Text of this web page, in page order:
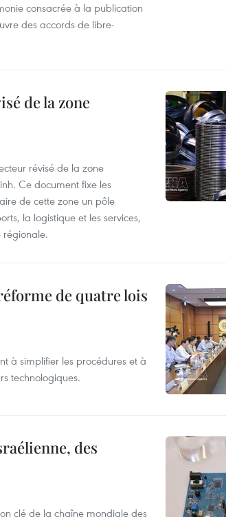
consacrée à la publication
des accords de libre-
de la zone
révisé de la zone
Ce document fixe les
de cette zone un pôle
la logistique et les services,
régionale.
de quatre lois
à simplifier les procédures et à
technologiques.
des
clé de la chaîne mondiale des